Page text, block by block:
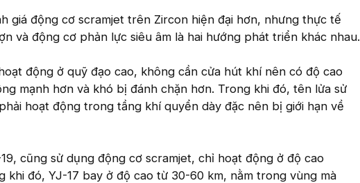
giá động cơ scramjet trên Zircon hiện đại hơn, nhưng thực tế
và động cơ phản lực siêu âm là hai hướng phát triển khác nhau.
động ở quỹ đạo cao, không cần cửa hút khí nên có độ cao
mạnh hơn và khó bị đánh chặn hơn. Trong khi đó, tên lửa sử
hoạt động trong tầng khí quyển dày đặc nên bị giới hạn về
cũng sử dụng động cơ scramjet, chỉ hoạt động ở độ cao
khi đó, YJ-17 bay ở độ cao từ 30-60 km, nằm trong vùng mà